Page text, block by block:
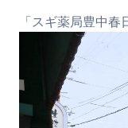
「スギ薬局豊中